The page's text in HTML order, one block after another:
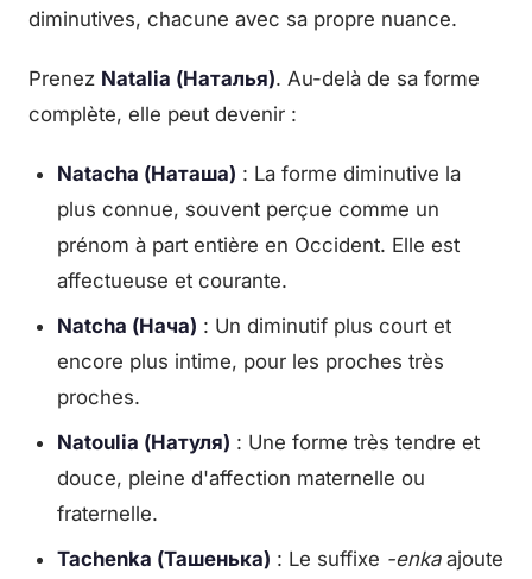
diminutives, chacune avec sa propre nuance.
Prenez Natalia (Наталья). Au-delà de sa forme
complète, elle peut devenir :
Natacha (Наташа) : La forme diminutive la
plus connue, souvent perçue comme un
prénom à part entière en Occident. Elle est
affectueuse et courante.
Natcha (Нача) : Un diminutif plus court et
encore plus intime, pour les proches très
proches.
Natoulia (Натуля) : Une forme très tendre et
douce, pleine d'affection maternelle ou
fraternelle.
Tachenka (Ташенька) : Le suffixe -enkaajoute